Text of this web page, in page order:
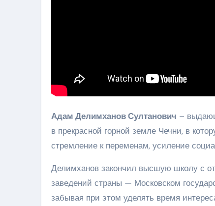
Адам Делимханов Султанович –
в прекрасной горной земле Чечни, в
стремление к переменам, усиление
Делимханов закончил высшую школу с
заведений страны — Московском
забывая при этом уделять время